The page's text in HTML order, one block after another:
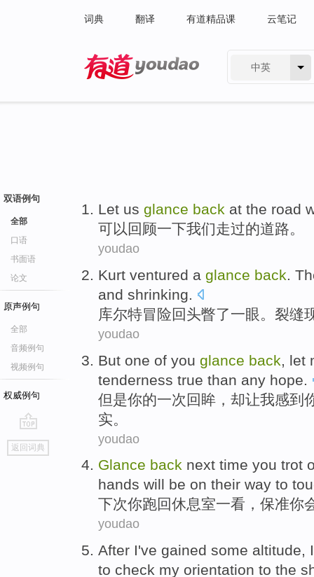
词典 翻译 有道精品课 云笔记
中英
双语例句
全部
口语
书面语
论文
原声例句
全部
音频例句
视频例句
权威例句
go
top
返回词典
Let us glance back at the road
可以 回顾一下我们走过的道路。
youdao
Kurt ventured a glance back.
and shrinking.
库尔特冒险回头瞥了一眼。 裂缝
youdao
But one of you glance back let
tenderness true than any hope
但是你的一次 回眸 ， 却让我感到
实 。
youdao
Glance back next time you trot
hands will be on their way to
下次你跑回休息室一看 ，保准你
youdao
After I've gained some altitude, I
to check my orientation to the